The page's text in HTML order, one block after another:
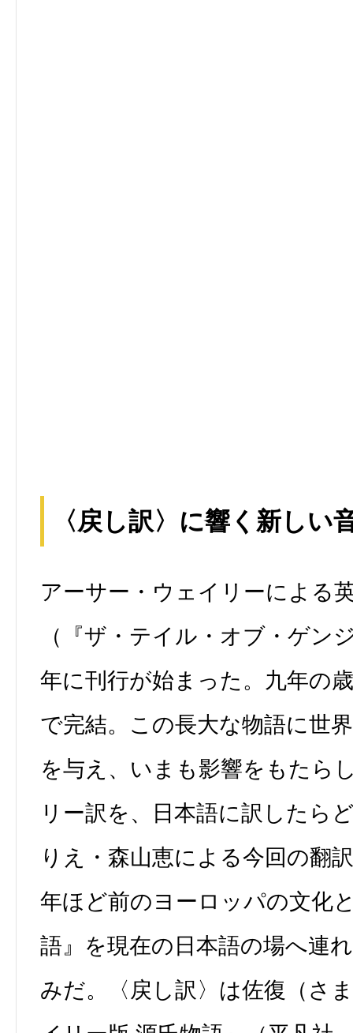
〈戻し訳〉に響く新しい
アーサー・ウェイリーによる
（『ザ・テイル・オブ・ゲン
年に刊行が始まった。九年の
で完結。この長大な物語に世
を与え、いまも影響をもたら
リー訳を、日本語に訳したら
りえ・森山恵による今回の翻
年ほど前のヨーロッパの文化
語』を現在の日本語の場へ連
みだ。〈戻し訳〉は佐復（さ